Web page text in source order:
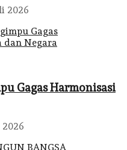
2026
Gagas Harmonisasi
2026